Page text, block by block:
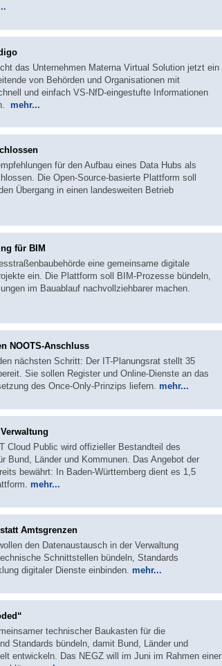
das Unternehmen Materna Virtual Solution jetzt ein
von Behörden und Organisationen mit
und einfach VS-NfD-eingestufte Informationen
mehr...
für den Aufbau eines Data Hubs als
Die Open-Source-basierte Plattform soll
Übergang in einen landesweiten Betrieb
für BIM
eine gemeinsame digitale
ein. Die Plattform soll BIM-Prozesse bündeln,
im Bauablauf nachvollziehbarer machen.
NOOTS-Anschluss
nächsten Schritt: Der IT-Planungsrat stellt 35
Sie sollen Register und Online-Dienste an das
des Once-Only-Prinzips liefern. mehr...
Cloud Public wird offizieller Bestandteil des
Bund, Länder und Kommunen. Das Angebot der
bewährt: In Baden-Württemberg dient es 1,5
mehr...
Amtsgrenzen
den Datenaustausch in der Verwaltung
Schnittstellen bündeln, Standards
digitaler Dienste einbinden. mehr...
technischer Baukasten für die
Standards bündeln, damit Bund, Länder und
entwickeln. Das NEGZ will im Juni im Rahmen einer